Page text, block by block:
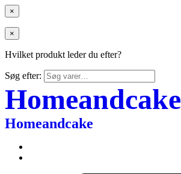
×
×
Hvilket produkt leder du efter?
Søg efter:
Homeandcake
Homeandcake